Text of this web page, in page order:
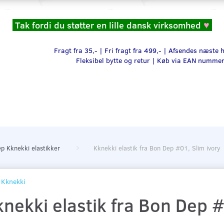
Tak fordi du støtter en lille dansk virksomhed ♥
Fragt fra 35,- | Fri fragt fra 499,- | Afsendes næste
Fleksibel bytte og retur | Køb via EAN nummer
Kknekki elastikker Kknekki elastik fra Bon Dep #01, Slim ivory
Kknekki
elastik fra Bon Dep